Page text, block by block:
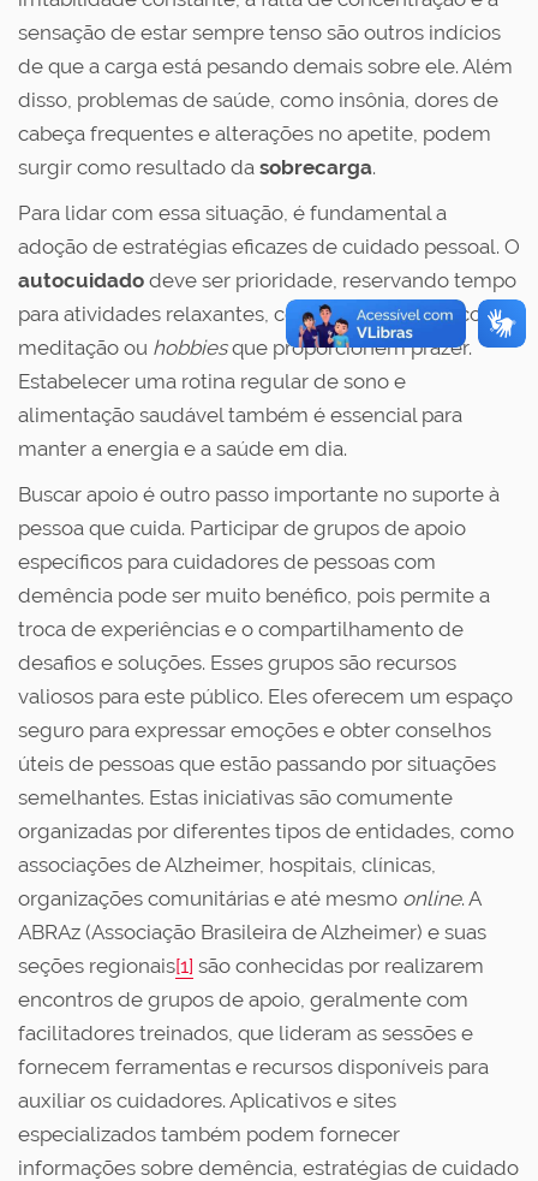
sensação de estar sempre tenso são outros indícios
de que a carga está pesando demais sobre ele. Além
disso, problemas de saúde, como insônia, dores de
cabeça frequentes e alterações no apetite, podem
surgir como resultado da sobrecarga.
Para lidar com essa situação, é fundamental a
adoção de estratégias eficazes de cuidado pessoal. O
autocuidado deve ser prioridade, reservando tempo
para atividades relaxantes, como exercícios físicos,
meditação ou hobbiesque proporcionem prazer.
Estabelecer uma rotina regular de sono e
alimentação saudável também é essencial para
manter a energia e a saúde em dia.
Buscar apoio é outro passo importante no suporte à
pessoa que cuida. Participar de grupos de apoio
específicos para cuidadores de pessoas com
demência pode ser muito benéfico, pois permite a
troca de experiências e o compartilhamento de
desafios e soluções. Esses grupos são recursos
valiosos para este público. Eles oferecem um espaço
seguro para expressar emoções e obter conselhos
úteis de pessoas que estão passando por situações
semelhantes. Estas iniciativas são comumente
organizadas por diferentes tipos de entidades, como
associações de Alzheimer, hospitais, clínicas,
organizações comunitárias e até mesmo online. A
ABRAz (Associação Brasileira de Alzheimer) e suas
seções regionais[1] são conhecidas por realizarem
encontros de grupos de apoio, geralmente com
facilitadores treinados, que lideram as sessões e
fornecem ferramentas e recursos disponíveis para
auxiliar os cuidadores. Aplicativos e sites
especializados também podem fornecer
informações sobre demência, estratégias de cuidado